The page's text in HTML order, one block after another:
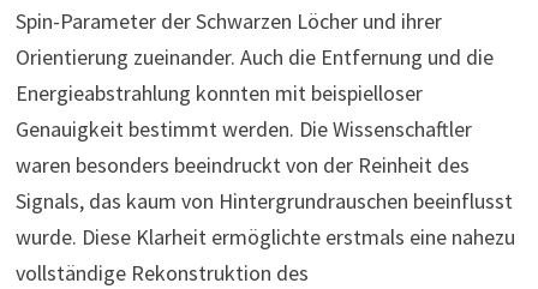
Spin-Parameter der Schwarzen Löcher und ihrer
Orientierung zueinander. Auch die Entfernung und die
Energieabstrahlung konnten mit beispielloser
Genauigkeit bestimmt werden. Die Wissenschaftler
waren besonders beeindruckt von der Reinheit des
Signals, das kaum von Hintergrundrauschen beeinflusst
wurde. Diese Klarheit ermöglichte erstmals eine nahezu
vollständige Rekonstruktion des